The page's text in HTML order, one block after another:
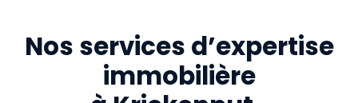
Nos services d’expertise
immobilière